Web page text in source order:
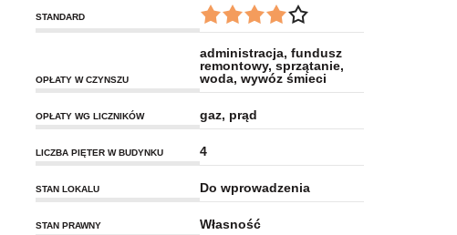
STANDARD
OPŁATY W CZYNSZU
administracja, fundusz
remontowy, sprzątanie,
woda, wywóz śmieci
OPŁATY WG LICZNIKÓW gaz, prąd
LICZBA PIĘTER W BUDYNKU 4
STAN LOKALU Do wprowadzenia
STAN PRAWNY Własność